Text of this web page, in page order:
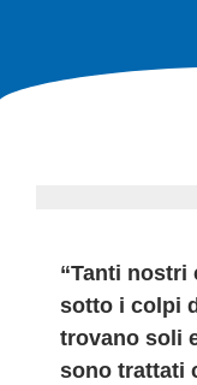
“Tanti nostri
sotto i colpi
trovano soli
sono trattati